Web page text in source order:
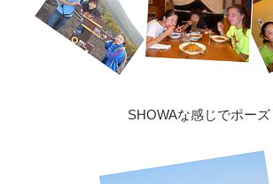
SHOWAな感じでポーズ